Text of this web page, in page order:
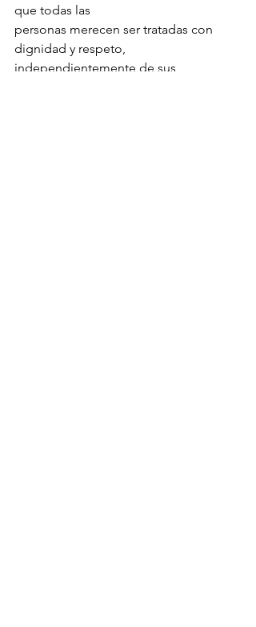
que todas las
personas merecen ser tratadas con
dignidad y respeto,
independientemente de sus